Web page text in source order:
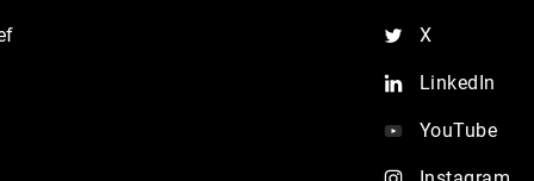
X
LinkedIn
YouTube